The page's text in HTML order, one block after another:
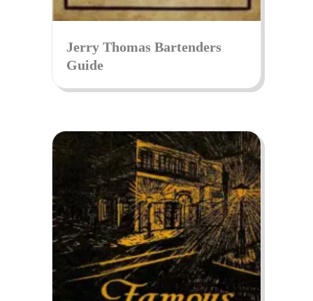
Jerry Thomas Bartenders
Guide